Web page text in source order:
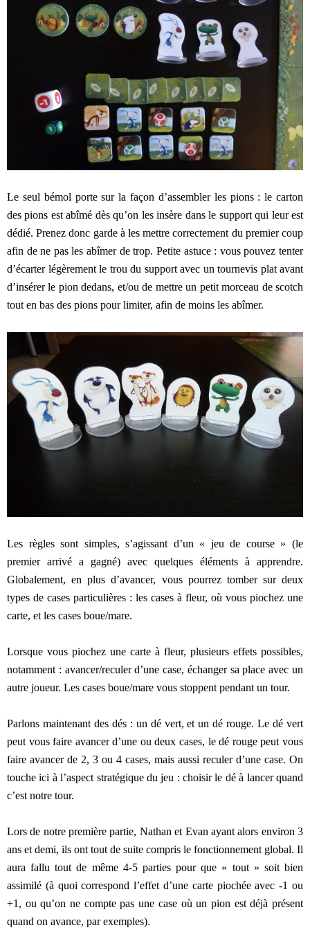
Le seul bémol porte sur la façon d’assembler les pions : le carton
des pions est abîmé dès qu’on les insère dans le support qui leur est
dédié. Prenez donc garde à les mettre correctement du premier coup
afin de ne pas les abîmer de trop. Petite astuce : vous pouvez tenter
d’écarter légèrement le trou du support avec un tournevis plat avant
d’insérer le pion dedans, et/ou de mettre un petit morceau de scotch
tout en bas des pions pour limiter, afin de moins les abîmer.
Les règles sont simples, s’agissant d’un « jeu de course » (le
premier arrivé a gagné) avec quelques éléments à apprendre.
Globalement, en plus d’avancer, vous pourrez tomber sur deux
types de cases particulières : les cases à fleur, où vous piochez une
carte, et les cases boue/mare.
Lorsque vous piochez une carte à fleur, plusieurs effets possibles,
notamment : avancer/reculer d’une case, échanger sa place avec un
autre joueur. Les cases boue/mare vous stoppent pendant un tour.
Parlons maintenant des dés : un dé vert, et un dé rouge. Le dé vert
peut vous faire avancer d’une ou deux cases, le dé rouge peut vous
faire avancer de 2, 3 ou 4 cases, mais aussi reculer d’une case. On
touche ici à l’aspect stratégique du jeu : choisir le dé à lancer quand
c’est notre tour.
Lors de notre première partie, Nathan et Evan ayant alors environ 3
ans et demi, ils ont tout de suite compris le fonctionnement global. Il
aura fallu tout de même 4-5 parties pour que « tout » soit bien
assimilé (à quoi correspond l’effet d’une carte piochée avec -1 ou
+1, ou qu’on ne compte pas une case où un pion est déjà présent
quand on avance, par exemples).